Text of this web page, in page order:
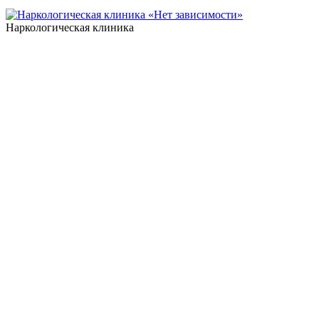
Наркологическая клиника